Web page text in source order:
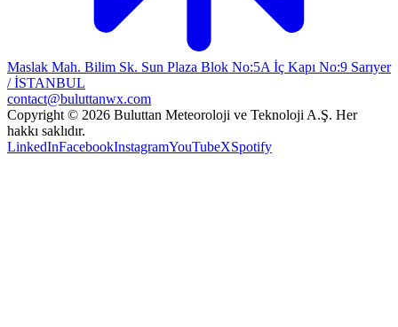
Maslak Mah. Bilim Sk. Sun Plaza Blok No:5A İç Kapı No:9 Sarıyer
/ İSTANBUL
contact@buluttanwx.com
Copyright © 2026 Buluttan Meteoroloji ve Teknoloji A.Ş. Her
hakkı saklıdır.
LinkedInFacebookInstagramYouTubeXSpotify